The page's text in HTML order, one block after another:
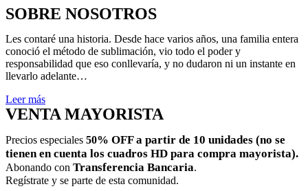
SOBRE NOSOTROS
Les contaré una historia. Desde hace varios años, una familia entera
conoció el método de sublimación, vio todo el poder y
responsabilidad que eso conllevaría, y no dudaron ni un instante en
llevarlo adelante…
Leer más
VENTA MAYORISTA
Precios especiales 50% OFF a partir de 10 unidades (no se
tienen en cuenta los cuadros HD para compra mayorista).
Abonando con Transferencia Bancaria.
Regístrate y se parte de esta comunidad.